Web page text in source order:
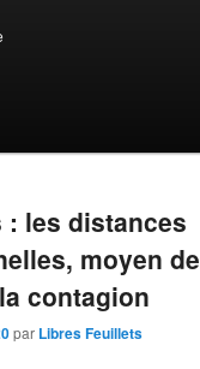
: les distances
moyen de
contagion
par Libres Feuillets